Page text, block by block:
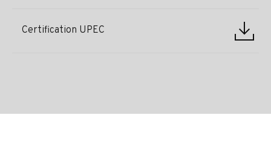
Certification UPEC